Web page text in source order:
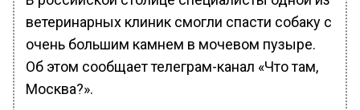
ветеринарных клиник смогли спасти собаку с
очень большим камнем в мочевом пузыре.
Об этом сообщает телеграм-канал «Что там,
Москва?».